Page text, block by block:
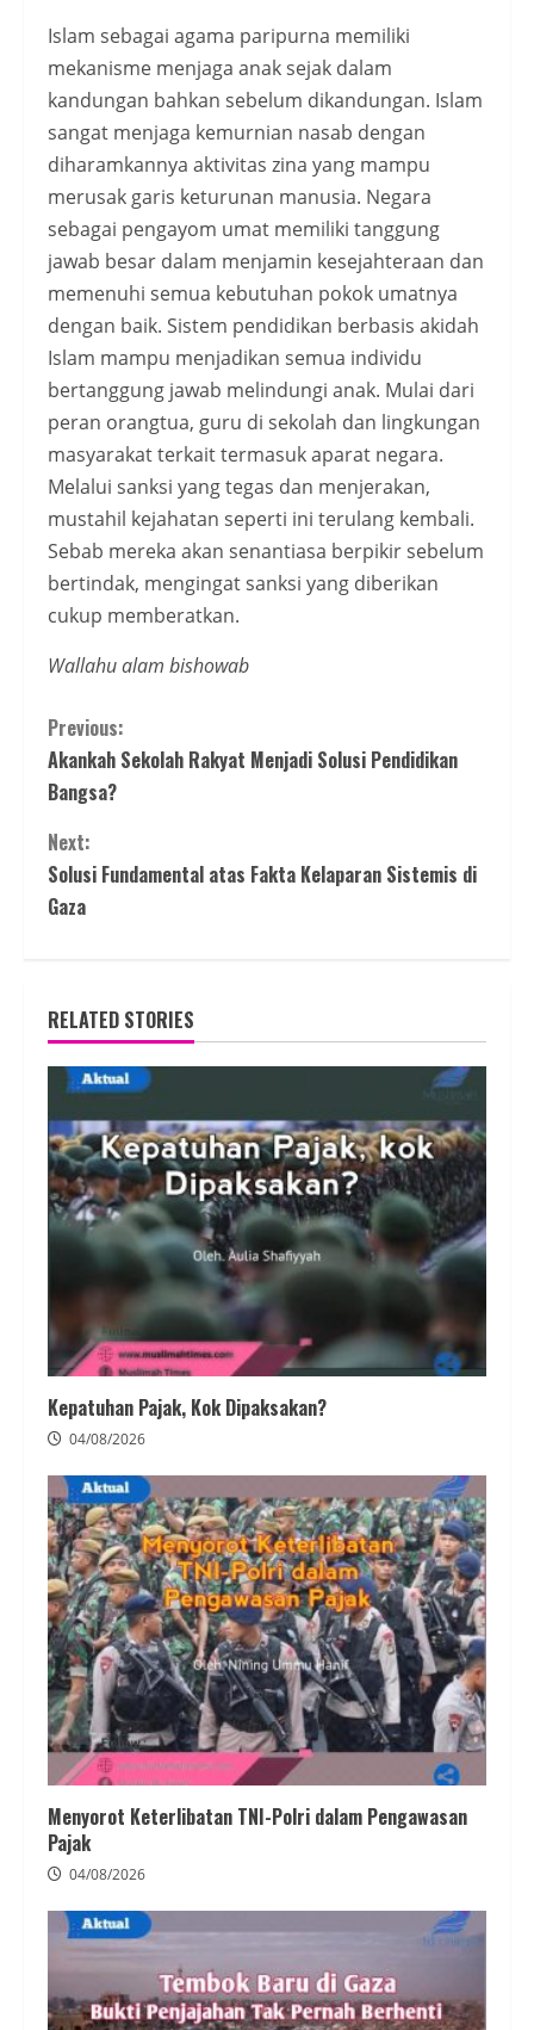
Islam sebagai agama paripurna memiliki
mekanisme menjaga anak sejak dalam
kandungan bahkan sebelum dikandungan. Islam
sangat menjaga kemurnian nasab dengan
diharamkannya aktivitas zina yang mampu
merusak garis keturunan manusia. Negara
sebagai pengayom umat memiliki tanggung
jawab besar dalam menjamin kesejahteraan dan
memenuhi semua kebutuhan pokok umatnya
dengan baik. Sistem pendidikan berbasis akidah
Islam mampu menjadikan semua individu
bertanggung jawab melindungi anak. Mulai dari
peran orangtua, guru di sekolah dan lingkungan
masyarakat terkait termasuk aparat negara.
Melalui sanksi yang tegas dan menjerakan,
mustahil kejahatan seperti ini terulang kembali.
Sebab mereka akan senantiasa berpikir sebelum
bertindak, mengingat sanksi yang diberikan
cukup memberatkan.
Wallahu alam bishowab
Continue
Reading
Previous:
Akankah Sekolah Rakyat Menjadi Solusi Pendidikan
Bangsa?
Next:
Solusi Fundamental atas Fakta Kelaparan Sistemis di
Gaza
RELATED STORIES
Kepatuhan Pajak, Kok Dipaksakan?
04/08/2026
Menyorot Keterlibatan TNI-Polri dalam Pengawasan
Pajak
04/08/2026